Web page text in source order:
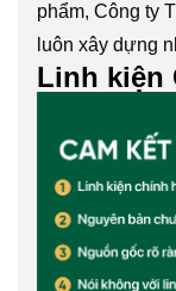
phẩm, Công ty
luôn xây dựng
Linh kiện